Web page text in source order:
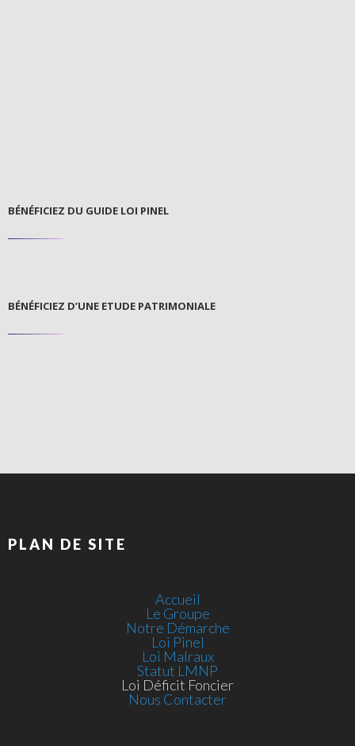
BÉNÉFICIEZ DU GUIDE LOI PINEL
BÉNÉFICIEZ D’UNE ETUDE PATRIMONIALE
PLAN DE SITE
Accueil
Le Groupe
Notre Démarche
Loi Pinel
Loi Malraux
Statut LMNP
Loi Déficit Foncier
Nous Contacter